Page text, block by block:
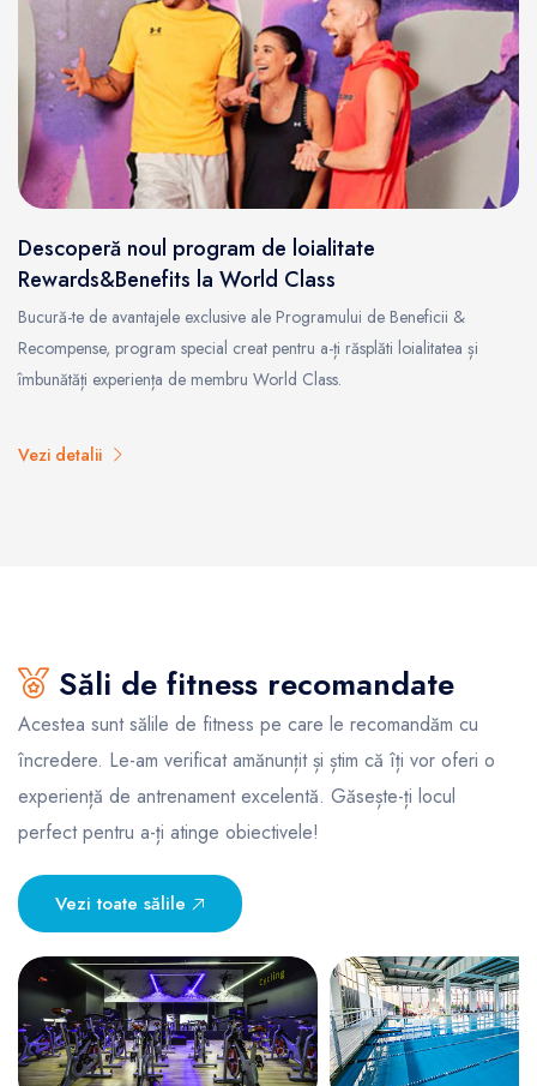
Descoperă noul program de loialitate
Rewards&Benefits la World Class
Bucură-te de avantajele exclusive ale Programului de Beneficii &
Recompense, program special creat pentru a-ți răsplăti loialitatea și
îmbunătăți experiența de membru World Class.
Vezi detalii
Săli de fitness recomandate
Acestea sunt sălile de fitness pe care le recomandăm cu
încredere. Le-am verificat amănunțit și știm că îți vor oferi o
experiență de antrenament excelentă. Găsește-ți locul
perfect pentru a-ți atinge obiectivele!
Vezi toate sălile